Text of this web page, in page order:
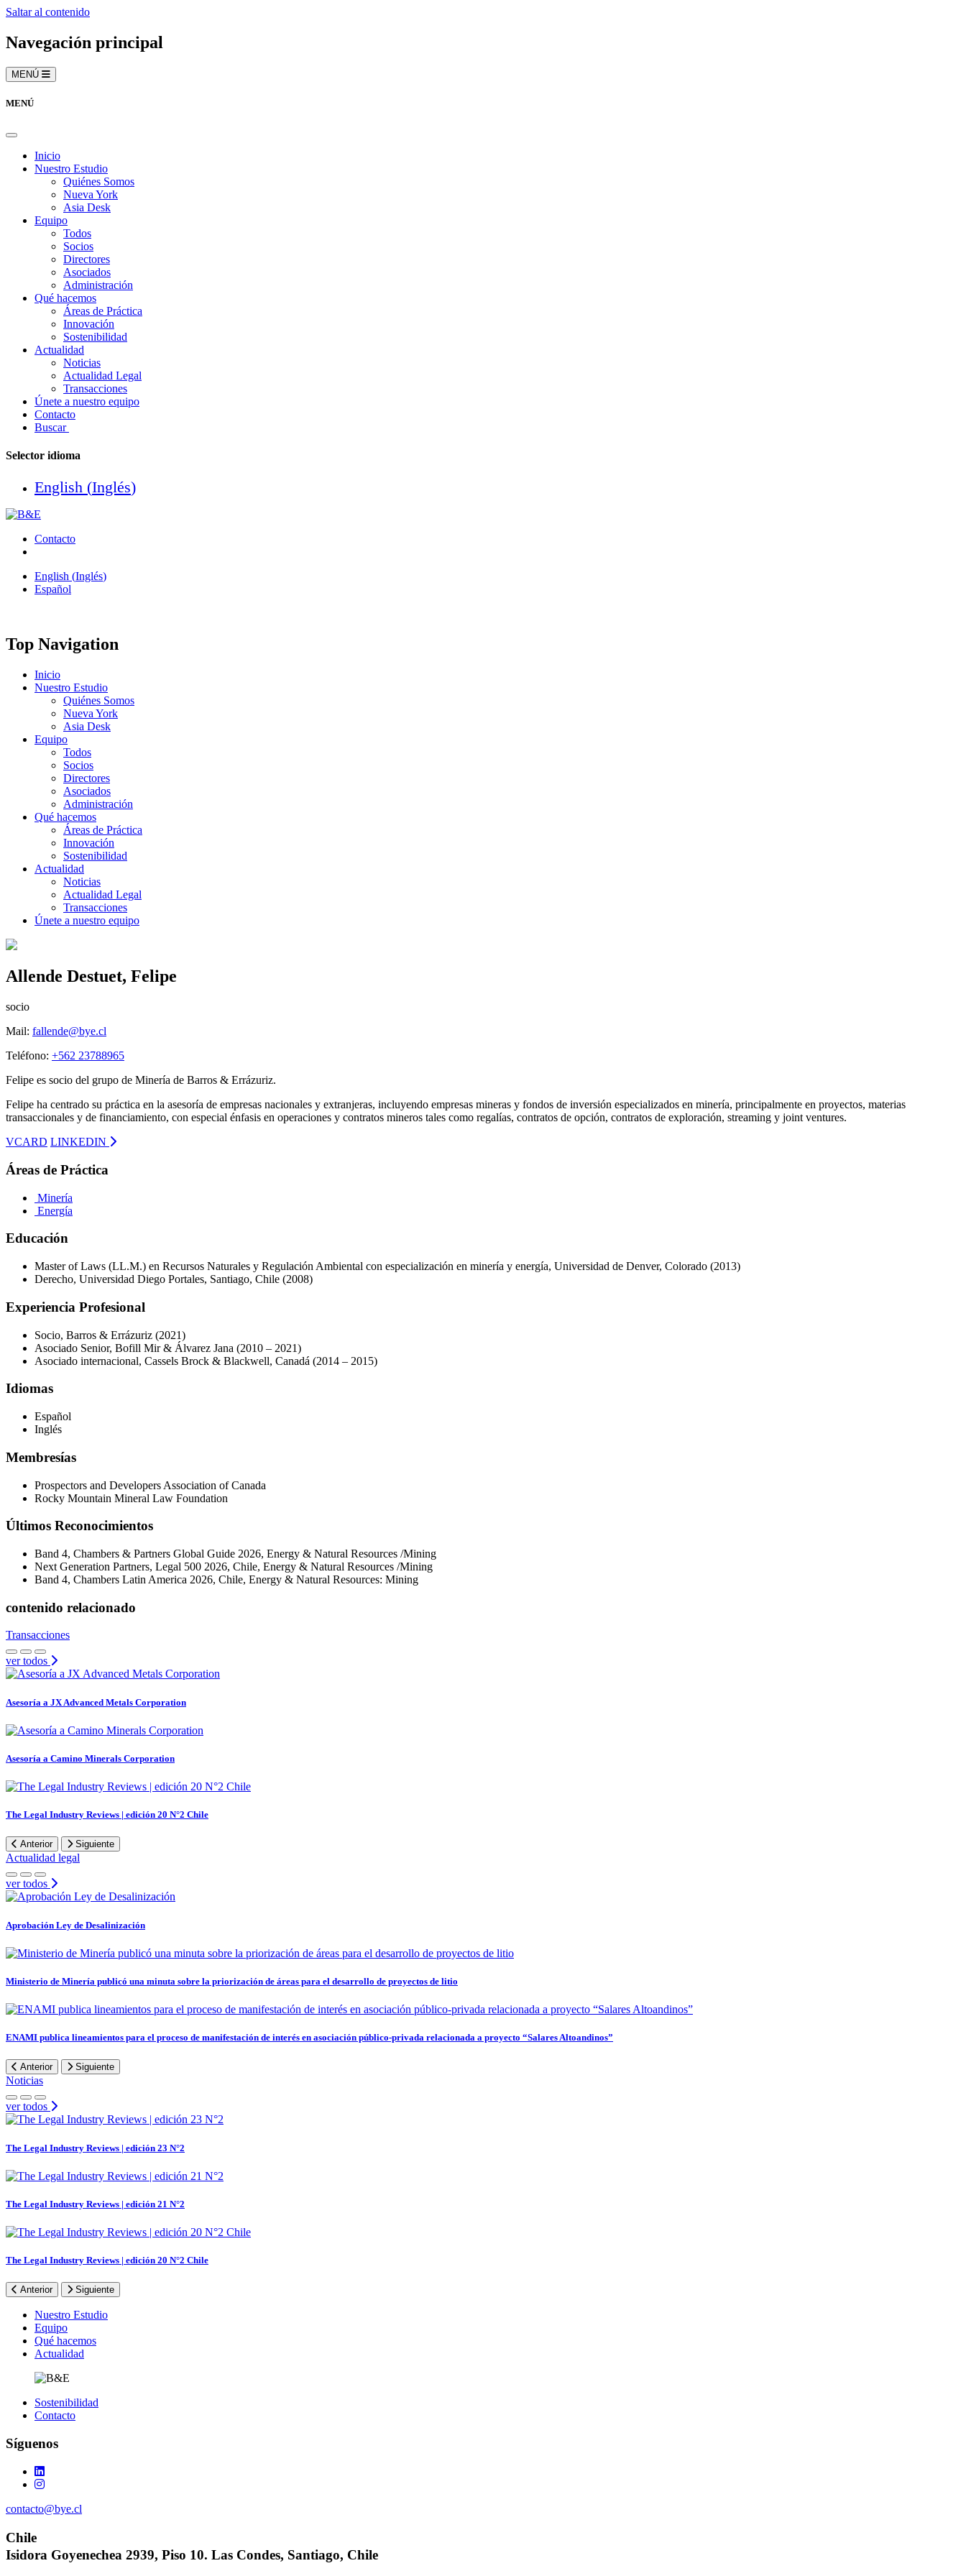
Saltar al contenido
Navegación principal
MENÚ
MENÚ
Inicio
Nuestro Estudio
Quiénes Somos
Nueva York
Asia Desk
Equipo
Todos
Socios
Directores
Asociados
Administración
Qué hacemos
Áreas de Práctica
Innovación
Sostenibilidad
Actualidad
Noticias
Actualidad Legal
Transacciones
Únete a nuestro equipo
Contacto
Buscar
Selector idioma
English (Inglés)
Contacto
English (Inglés)
Español
Top Navigation
Inicio
Nuestro Estudio
Quiénes Somos
Nueva York
Asia Desk
Equipo
Todos
Socios
Directores
Asociados
Administración
Qué hacemos
Áreas de Práctica
Innovación
Sostenibilidad
Actualidad
Noticias
Actualidad Legal
Transacciones
Únete a nuestro equipo
Allende Destuet, Felipe
socio
Mail: fallende@bye.cl
Teléfono: +562 23788965
Felipe es socio del grupo de Minería de Barros & Errázuriz.
Felipe ha centrado su práctica en la asesoría de empresas nacionales y extranjeras, incluyendo empresas mineras y fondos de inversión especializados en minería, principalmente en proyectos, materias
transaccionales y de financiamiento, con especial énfasis en operaciones y contratos mineros tales como regalías, contratos de opción, contratos de exploración, streaming y joint ventures.
VCARD LINKEDIN
Áreas de Práctica
Minería
Energía
Educación
Master of Laws (LL.M.) en Recursos Naturales y Regulación Ambiental con especialización en minería y energía, Universidad de Denver, Colorado (2013)
Derecho, Universidad Diego Portales, Santiago, Chile (2008)
Experiencia Profesional
Socio, Barros & Errázuriz (2021)
Asociado Senior, Bofill Mir & Álvarez Jana (2010 – 2021)
Asociado internacional, Cassels Brock & Blackwell, Canadá (2014 – 2015)
Idiomas
Español
Inglés
Membresías
Prospectors and Developers Association of Canada
Rocky Mountain Mineral Law Foundation
Últimos Reconocimientos
Band 4, Chambers & Partners Global Guide 2026, Energy & Natural Resources /Mining
Next Generation Partners, Legal 500 2026, Chile, Energy & Natural Resources /Mining
Band 4, Chambers Latin America 2026, Chile, Energy & Natural Resources: Mining
contenido relacionado
Transacciones
ver todos
Asesoría a JX Advanced Metals Corporation
Asesoría a Camino Minerals Corporation
The Legal Industry Reviews | edición 20 N°2 Chile
Anterior Siguiente
Actualidad legal
ver todos
Aprobación Ley de Desalinización
Ministerio de Minería publicó una minuta sobre la priorización de áreas para el desarrollo de proyectos de litio
ENAMI publica lineamientos para el proceso de manifestación de interés en asociación público-privada relacionada a proyecto “Salares Altoandinos”
Anterior Siguiente
Noticias
ver todos
The Legal Industry Reviews | edición 23 N°2
The Legal Industry Reviews | edición 21 N°2
The Legal Industry Reviews | edición 20 N°2 Chile
Anterior Siguiente
FooterNuestro Estudio
Equipo
Qué hacemos
Actualidad
Sostenibilidad
Contacto
Síguenos
contacto@bye.cl
Chile
Isidora Goyenechea 2939, Piso 10. Las Condes, Santiago, Chile